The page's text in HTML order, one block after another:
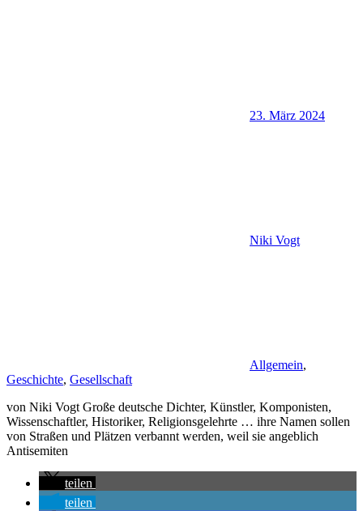
23. März 2024
Niki Vogt
Allgemein,
Geschichte, Gesellschaft
von Niki Vogt Große deutsche Dichter, Künstler, Komponisten,
Wissenschaftler, Historiker, Religionsgelehrte … ihre Namen sollen
von Straßen und Plätzen verbannt werden, weil sie angeblich
Antisemiten
teilen
teilen